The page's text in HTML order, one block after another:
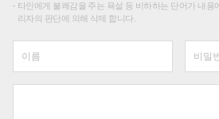
타인에게 불쾌감을 주는 욕설 등 비하하는 단어가 내용
리자의 판단에 의해 삭제 합니다.